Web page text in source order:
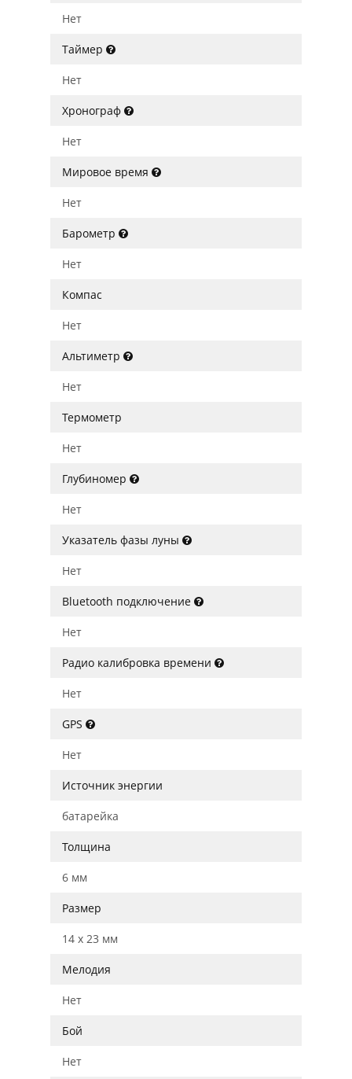
Нет
Таймер
Нет
Хронограф
Нет
Мировое время
Нет
Барометр
Нет
Компас
Нет
Альтиметр
Нет
Термометр
Нет
Глубиномер
Нет
Указатель фазы луны
Нет
Bluetooth подключение
Нет
Радио калибровка времени
Нет
GPS
Нет
Источник энергии
батарейка
Толщина
6 мм
Размер
14 x 23 мм
Мелодия
Нет
Бой
Нет